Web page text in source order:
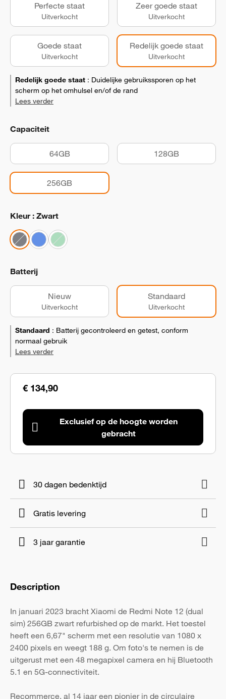
€ 134,90
Exclusief op de hoogte worden
gebracht
Perfecte staat
Uitverkocht
Zeer goede staat
Uitverkocht
Goede staat
Uitverkocht
Redelijk goede staat
Uitverkocht
Redelijk goede staat : Duidelijke gebruikssporen op het
scherm op het omhulsel en/of de rand
Lees verder
Capaciteit
64GB 128GB
256GB
Kleur : Zwart
Batterij
Nieuw
Uitverkocht
Standaard
Uitverkocht
Standaard : Batterij gecontroleerd en getest, conform
normaal gebruik
Lees verder
30 dagen bedenktijd
Gratis levering
3 jaar garantie
Description
In januari 2023 bracht Xiaomi de Redmi Note 12 (dual
sim) 256GB zwart refurbished op de markt. Het toestel
heeft een 6,67" scherm met een resolutie van 1080 x
2400 pixels en weegt 188 g. Om foto's te nemen is de
uitgerust met een 48 megapixel camera en hij Bluetooth
5.1 en 5G-connectiviteit.
Recommerce, al 14 jaar een pionier in de circulaire